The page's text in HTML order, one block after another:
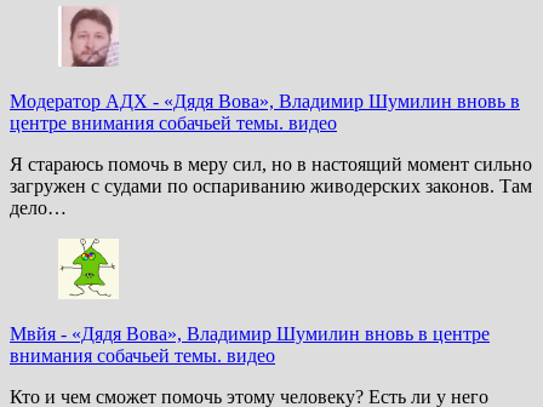
Модератор АДХ - «Дядя Вова», Владимир Шумилин вновь в
центре внимания собачьей темы. видео
Я стараюсь помочь в меру сил, но в настоящий момент сильно
загружен с судами по оспариванию живодерских законов. Там
дело…
Мвйя - «Дядя Вова», Владимир Шумилин вновь в центре
внимания собачьей темы. видео
Кто и чем сможет помочь этому человеку? Есть ли у него